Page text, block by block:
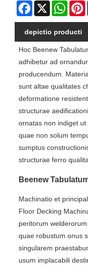
Facebook
X
depictio producti
Hoc Beenew
adhibetur ad
producendum.
sunt altae qualitates
deformatione
structurae
ornatas non indiget ut
quae non solum
sumptus
structurae ferro
Beenew
Machinatio et
Floor Decking
peritorum
quae robustum onus
singularem
usum implacabili